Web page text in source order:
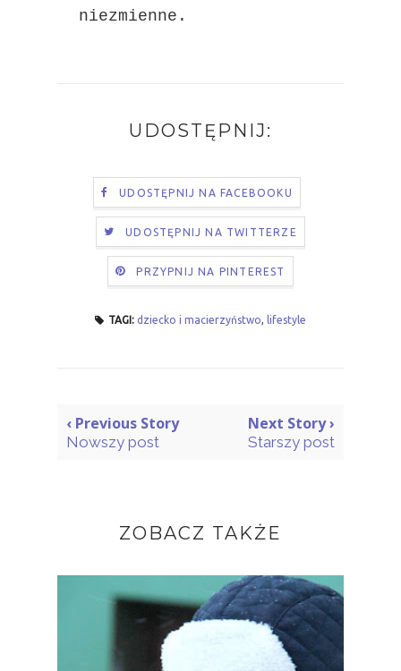
niezmienne.
UDOSTĘPNIJ:
UDOSTĘPNIJ NA FACEBOOKU
UDOSTĘPNIJ NA TWITTERZE
PRZYPNIJ NA PINTEREST
TAGI: dziecko i macierzyństwo, lifestyle
‹ Previous Story
Nowszy post
Next Story ›
Starszy post
ZOBACZ TAKŻE